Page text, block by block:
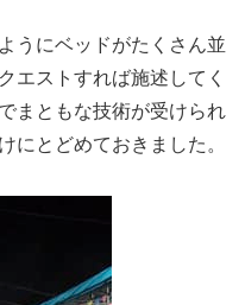
うにベッドがたくさん並
エストすれば施述してく
まともな技術が受けられ
にとどめておきました。